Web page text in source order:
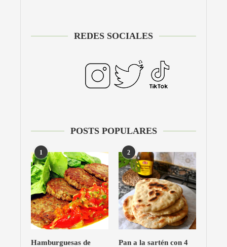
REDES SOCIALES
POSTS POPULARES
1
Hamburguesas de
2
Pan a la sartén con 4